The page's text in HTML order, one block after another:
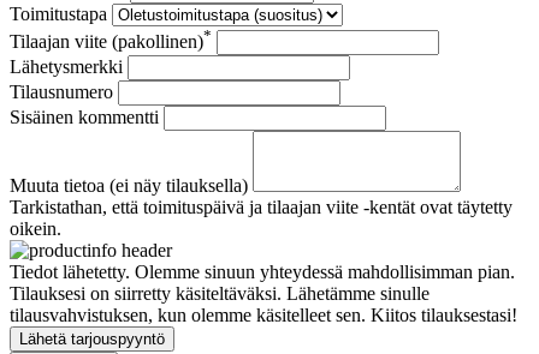
Toimitustapa
Tilaajan viite (pakollinen)*
Lähetysmerkki
Tilausnumero
Sisäinen kommentti
Muuta tietoa (ei näy tilauksella)
Tarkistathan, että toimituspäivä ja tilaajan viite -kentät ovat täytetty
oikein.
Tiedot lähetetty. Olemme sinuun yhteydessä mahdollisimman pian.
Tilauksesi on siirretty käsiteltäväksi. Lähetämme sinulle
tilausvahvistuksen, kun olemme käsitelleet sen. Kiitos tilauksestasi!
Lähetä tarjouspyyntö